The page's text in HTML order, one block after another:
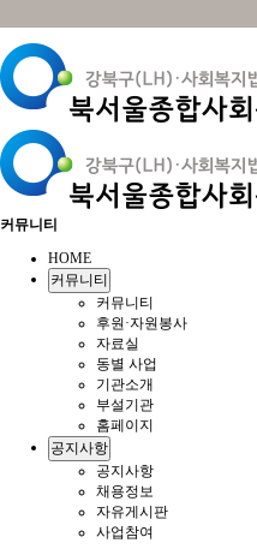
커뮤니티
HOME
커뮤니티
커뮤니티
후원·자원봉사
자료실
동별 사업
기관소개
부설기관
홈페이지
공지사항
공지사항
채용정보
자유게시판
사업참여